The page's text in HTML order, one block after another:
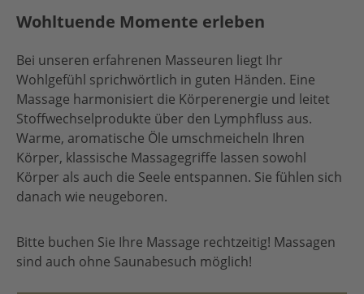
Wohltuende Momente erleben
Bei unseren erfahrenen Masseuren liegt Ihr
Wohlgefühl sprichwörtlich in guten Händen. Eine
Massage harmonisiert die Körperenergie und leitet
Stoffwechselprodukte über den Lymphfluss aus.
Warme, aromatische Öle umschmeicheln Ihren
Körper, klassische Massagegriffe lassen sowohl
Körper als auch die Seele entspannen. Sie fühlen sich
danach wie neugeboren.
Bitte buchen Sie Ihre Massage rechtzeitig! Massagen
sind auch ohne Saunabesuch möglich!